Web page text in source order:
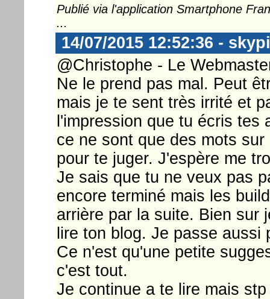
Publié via l'application Smartphone
...
14/07/2015 12:52:36 -
@Christophe - Le
Ne le prend pas mal. Peut
mais je te sent très irrité et
l'impression que tu écris
ce ne sont que des mots
pour te juger. J'espère me
Je sais que tu ne veux pas
encore terminé mais les
arrière par la suite. Bien sur
lire ton blog. Je passe
Ce n'est qu'une petite
c'est tout.
Je continue a te lire mais